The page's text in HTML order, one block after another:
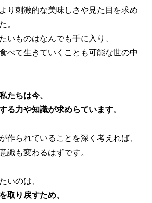
り刺激的な美味しさや見た目を求め
。
いものはなんでも手に入り、
べて生きていくことも可能な世の中
たちは今、
る力や知識が求めらています。
作られていることを深く考えれば、
識も変わるはずです。
いのは、
取り戻すため、